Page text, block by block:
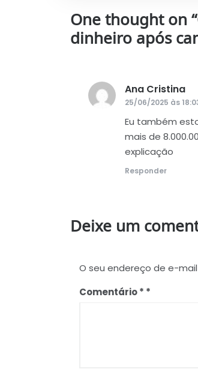
One thought on “
dinheiro após
Ana Cristina
25/06/2025 às
Eu também
mais de
explicação
Responder
Deixe um
O seu endereço de e-
Comentário*